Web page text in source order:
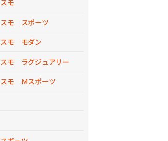
モ
モ スポーツ
モ モダン
モ ラグジュアリー
モ Ｍスポーツ